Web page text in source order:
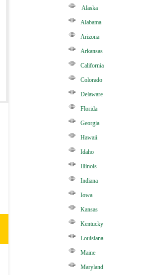
Alaska
Alabama
Arizona
Arkansas
California
Colorado
Delaware
Florida
Georgia
Hawaii
Idaho
Illinois
Indiana
Iowa
Kansas
Kentucky
Louisiana
Maine
Maryland